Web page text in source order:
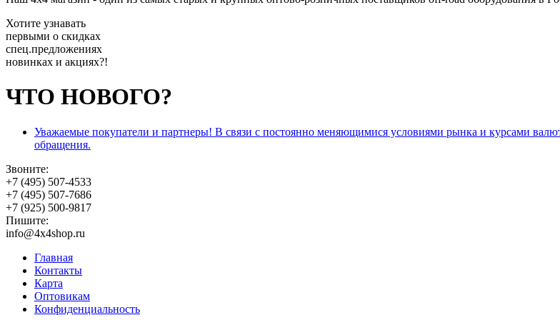
Хотите узнавать
первыми о скидках
спец.предложениях
новинках и акциях?!
ЧТО НОВОГО?
Уважаемые покупатели и партнеры! В связи с постоянно меняющимися условиями рынка и курсами
обращения.
Звоните:
+7 (495) 507-4533
+7 (495) 507-7686
+7 (925) 500-9817
Пишите:
info@4x4shop.ru
Главная
Контакты
Карта
Оптовикам
Конфиденциальность